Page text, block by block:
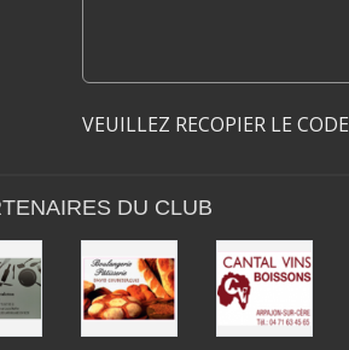
VEUILLEZ RECOPIER LE CODE
DU CLUB